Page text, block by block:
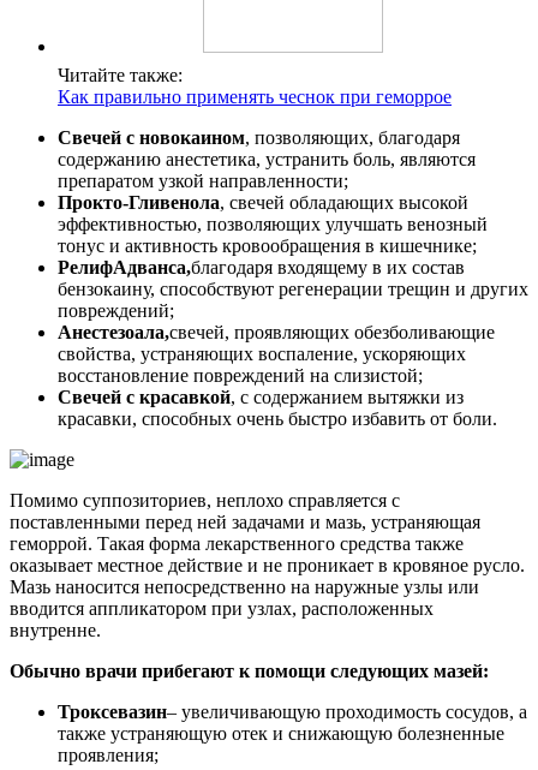
Читайте также:
Как правильно применять чеснок при геморрое
Свечей с новокаином, позволяющих, благодаря
содержанию анестетика, устранить боль, являются
препаратом узкой направленности;
Прокто-Гливенола, свечей обладающих высокой
эффективностью, позволяющих улучшать венозный
тонус и активность кровообращения в кишечнике;
РелифАдванса,благодаря входящему в их состав
бензокаину, способствуют регенерации трещин и других
повреждений;
Анестезоала,свечей, проявляющих обезболивающие
свойства, устраняющих воспаление, ускоряющих
восстановление повреждений на слизистой;
Свечей с красавкой, с содержанием вытяжки из
красавки, способных очень быстро избавить от боли.
Помимо суппозиториев, неплохо справляется с
поставленными перед ней задачами и мазь, устраняющая
геморрой. Такая форма лекарственного средства также
оказывает местное действие и не проникает в кровяное русло.
Мазь наносится непосредственно на наружные узлы или
вводится аппликатором при узлах, расположенных
внутренне.
Обычно врачи прибегают к помощи следующих мазей:
Троксевазин– увеличивающую проходимость сосудов, а
также устраняющую отек и снижающую болезненные
проявления;